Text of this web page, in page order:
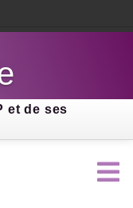
et de ses